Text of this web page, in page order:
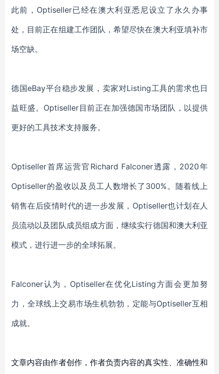
此前， Optiseller已经在澳大利亚悉尼设立了永久办事
处，目前正在组建工作团队，希望尽快在澳大利亚填补市
场空缺。
德国eBay平台稳步发展，卖家对Listing工具的需求也日
益旺盛。 Optiseller目前正在加强德国市场团队，以提供
更好的工具技术支持服务。
Optiseller首席运营官 Richard Falconer透露，2020年
Optiseller的盈收以及员工人数增长了 300%。随着线上
销售在后疫情时代的进一步发展， Optiseller也计划在人
员流动以及团队成员组成方面，继续实行德国和澳大利亚
模式，进行进一步的全球拓展。
Falconer认为， Optiseller在优化Listing方面会更加努
力，全球线上交易市场生机勃勃，定能与Optiseller互相
成就。
文章内容由作者创作，作者负责内容的真实性、准确性和